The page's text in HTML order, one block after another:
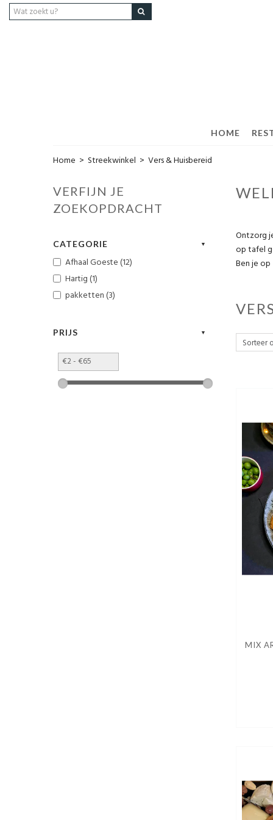
HOME
Home > Streekwinkel > Vers & Huisbereid
VERFIJN JE
ZOEKOPDRACHT
CATEGORIE
Afhaal Goeste (12)
Hartig (1)
pakketten (3)
PRIJS
Ontzorg
op tafel
Ben je
MIX